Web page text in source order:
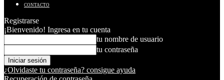
CONTACTO
Registrarse
¡Bienvenido! Ingresa en tu cuenta
tu nombre de usuario
tu contraseña
¿Olvidaste tu contraseña? consigue ayuda